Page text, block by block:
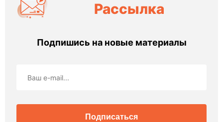
Рассылка
Подпишись на новые материалы
Подписаться